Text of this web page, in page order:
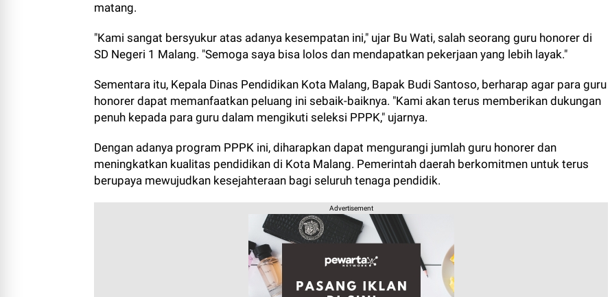
matang.
"Kami sangat bersyukur atas adanya kesempatan ini," ujar Bu Wati, salah seorang guru honorer di
SD Negeri 1 Malang. "Semoga saya bisa lolos dan mendapatkan pekerjaan yang lebih layak."
Sementara itu, Kepala Dinas Pendidikan Kota Malang, Bapak Budi Santoso, berharap agar para guru
honorer dapat memanfaatkan peluang ini sebaik-baiknya. "Kami akan terus memberikan dukungan
penuh kepada para guru dalam mengikuti seleksi PPPK," ujarnya.
Dengan adanya program PPPK ini, diharapkan dapat mengurangi jumlah guru honorer dan
meningkatkan kualitas pendidikan di Kota Malang. Pemerintah daerah berkomitmen untuk terus
berupaya mewujudkan kesejahteraan bagi seluruh tenaga pendidik.
Advertisement